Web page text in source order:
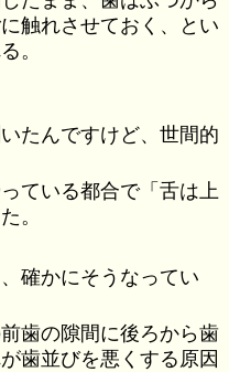
触れさせておく、とい
。
たんですけど、世間的
ている都合で「舌は上
。
確かにそうなってい
歯の隙間に後ろから歯
歯並びを悪くする原因